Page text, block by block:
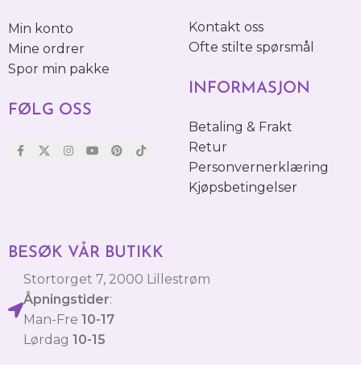
Min konto
Mine ordrer
Spor min pakke
FØLG OSS
Kontakt oss
Ofte stilte spørsmål
INFORMASJON
Betaling & Frakt
Retur
Personvernerklæring
Kjøpsbetingelser
BESØK VÅR BUTIKK
Stortorget 7, 2000 Lillestrøm
Åpningstider:
Man-Fre 10-17
Lørdag 10-15